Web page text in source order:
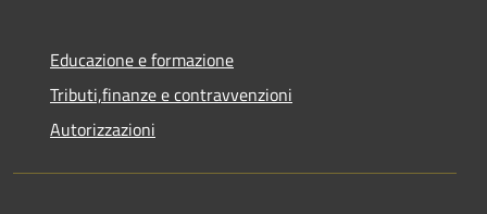
Educazione e formazione
Tributi,finanze e contravvenzioni
Autorizzazioni